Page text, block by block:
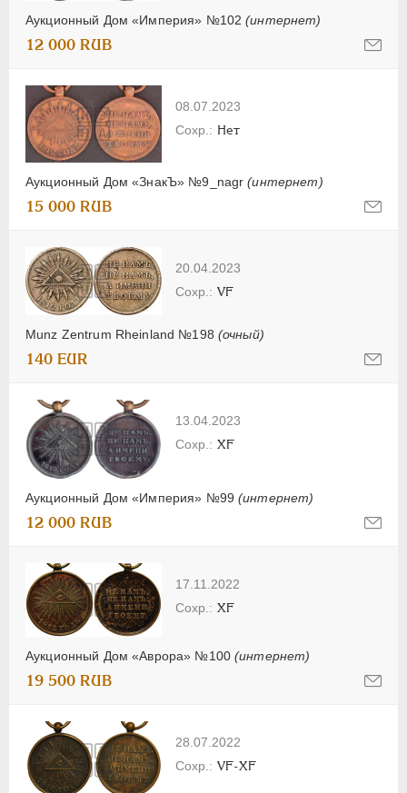
Аукционный Дом «Империя» №102(интернет)
12 000 RUB
08.07.2023
Аукционный Дом «ЗнакЪ» №9_nagr(интернет)
Нет
15 000 RUB
20.04.2023
Munz Zentrum Rheinland №198 (очный)
VF
140 EUR
13.04.2023
Аукционный Дом «Империя» №99(интернет)
XF
12 000 RUB
17.11.2022
Аукционный Дом «Аврора» №100(интернет)
XF
19 500 RUB
28.07.2022
VF-XF